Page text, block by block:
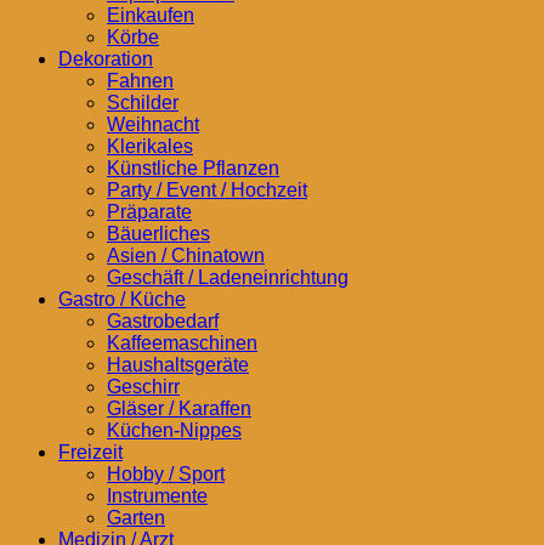
Einkaufen
Körbe
Dekoration
Fahnen
Schilder
Weihnacht
Klerikales
Künstliche Pflanzen
Party / Event / Hochzeit
Präparate
Bäuerliches
Asien / Chinatown
Geschäft / Ladeneinrichtung
Gastro / Küche
Gastrobedarf
Kaffeemaschinen
Haushaltsgeräte
Geschirr
Gläser / Karaffen
Küchen-Nippes
Freizeit
Hobby / Sport
Instrumente
Garten
Medizin / Arzt